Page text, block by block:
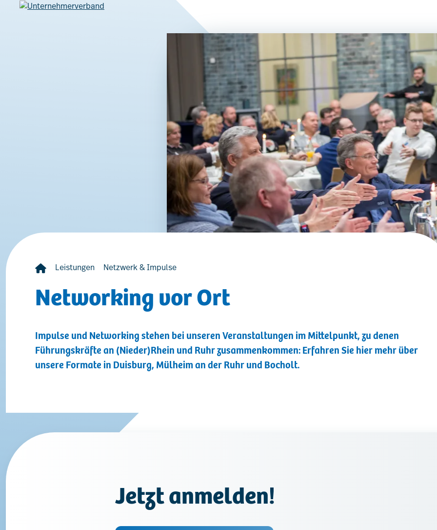
Leistungen Netzwerk & Impulse
Networking vor Ort
Impulse und Networking stehen bei unseren Veranstaltungen im Mittelpunkt, zu denen
Führungskräfte an (Nieder)Rhein und Ruhr zusammenkommen: Erfahren Sie hier mehr über
unsere Formate in Duisburg, Mülheim an der Ruhr und Bocholt.
Jetzt anmelden!